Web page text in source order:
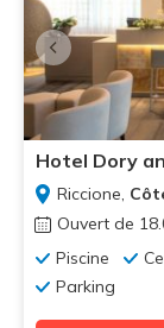
Hotel Dory
Riccione,
Ouvert de
Piscine
Parking